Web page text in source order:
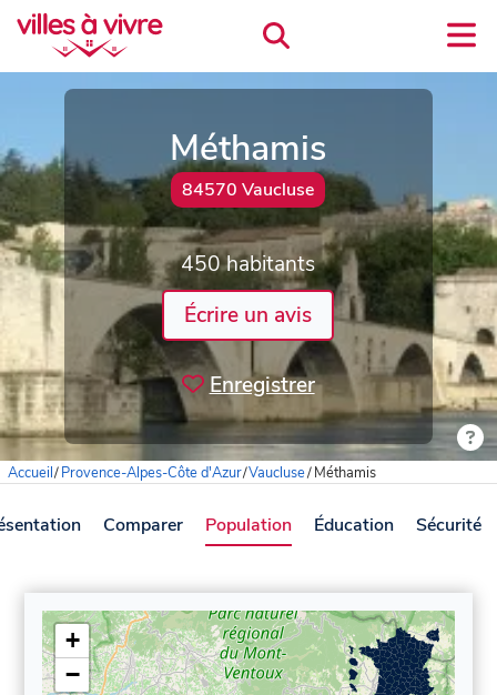
Méthamis
84570 Vaucluse
450 habitants
Écrire un avis
Enregistrer
Accueil/Provence-Alpes-Côte d'Azur/Vaucluse/Méthamis
Comparer Population Éducation Sécurité
+
−